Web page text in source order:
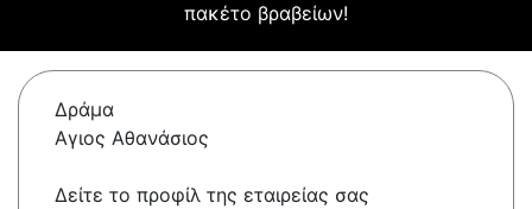
πακέτο βραβείων!
Δράμα
Αγιος Αθανάσιος
Δείτε το προφίλ της εταιρείας σας